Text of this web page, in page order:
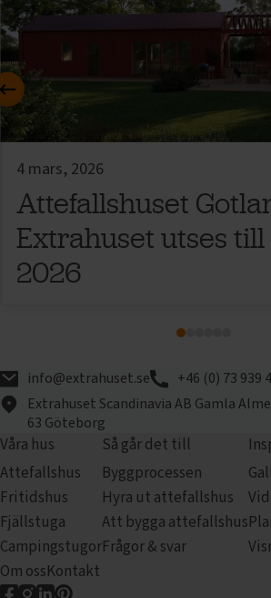
4 mars, 2026
Attefallshuset
Extrahuset utses
2026
Föregående
info@extrahuset.se
+46 (0) 73 939
Extrahuset Scandinavia AB Gamla
63 Göteborg
Våra hus
Attefallshus
Fritidshus
Fjällstuga
Campingstugor
Så går det till
Byggprocessen
Hyra ut attefallshus
Att bygga attefallshus
Frågor & svar
Om ossKontakt